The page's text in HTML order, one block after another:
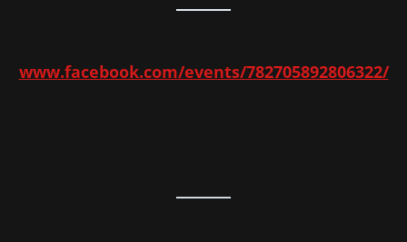
www.facebook.com/events/782705892806322/